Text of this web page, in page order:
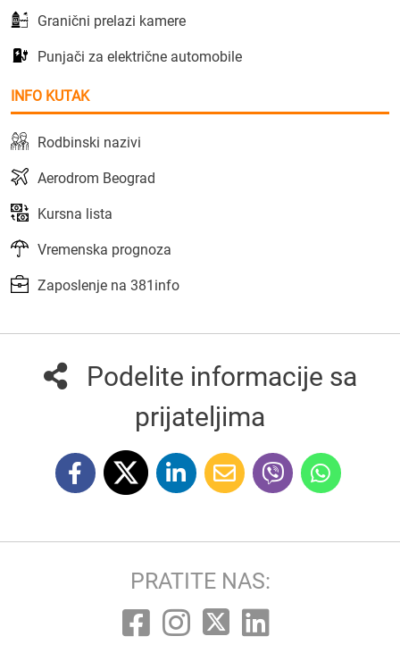
Granični prelazi kamere
Punjači za električne automobile
INFO KUTAK
Rodbinski nazivi
Aerodrom Beograd
Kursna lista
Vremenska prognoza
Zaposlenje na 381info
Podelite informacije sa
prijateljima
PRATITE NAS: